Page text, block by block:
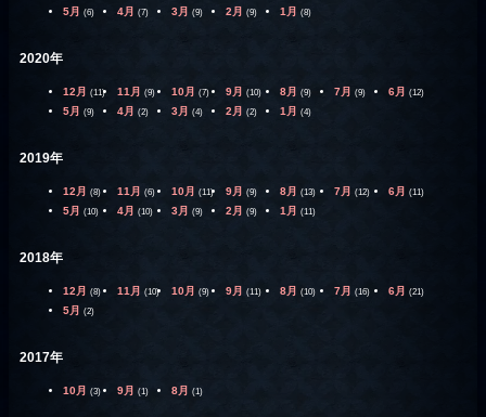
5月 (6) 4月 (7) 3月 (9) 2月 (9) 1月 (8)
2020年
12月 (11) 11月 (9) 10月 (7) 9月 (10) 8月 (9) 7月 (9) 6月 (12)
5月 (9) 4月 (2) 3月 (4) 2月 (2) 1月 (4)
2019年
12月 (8) 11月 (6) 10月 (11) 9月 (9) 8月 (13) 7月 (12) 6月 (11)
5月 (10) 4月 (10) 3月 (9) 2月 (9) 1月 (11)
2018年
12月 (8) 11月 (10) 10月 (9) 9月 (11) 8月 (10) 7月 (16) 6月 (21)
5月 (2)
2017年
10月 (3) 9月 (1) 8月 (1)